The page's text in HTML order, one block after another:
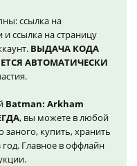
ссылка на
ссылка на страницу
ВЫДАЧА КОДА
АВТОМАТИЧЕСКИ
Batman: Arkham
, вы можете в любой
купить, хранить
год. Главное в оффлайн